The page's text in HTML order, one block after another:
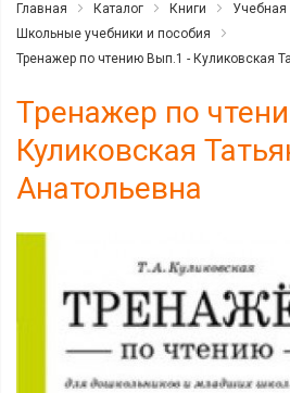
Главная Каталог Книги
Учебная
Школьные учебники и пособия
Тренажер по чтению Вып.1 - Куликовская
Тренажер по
Куликовская
Анатольевна